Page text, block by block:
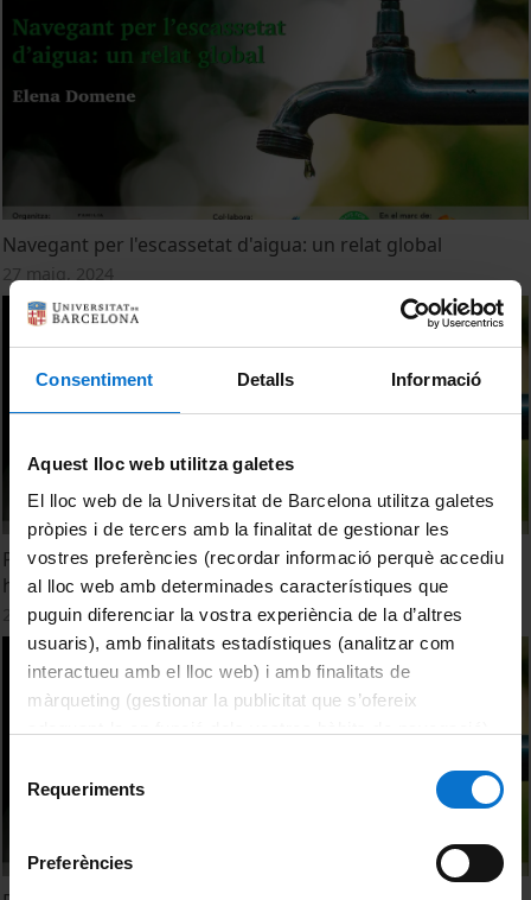
Consentiment Detalls Informació
Aquest lloc web utilitza galetes
El lloc web de la Universitat de Barcelona utilitza galetes
pròpies i de tercers amb la finalitat de gestionar les
vostres preferències (recordar informació perquè accediu
al lloc web amb determinades característiques que
puguin diferenciar la vostra experiència de la d’altres
usuaris), amb finalitats estadístiques (analitzar com
interactueu amb el lloc web) i amb finalitats de
màrqueting (gestionar la publicitat que s’ofereix
consultar laPolítica de galetes del lloc web de la
Requeriments
Preferències
Navegant per l'escassetat d'aigua: un relat global
27 maig, 2024
Protegir, conservar, desenvolupar i gestionar els recursos
hídrics de Califòrnia
27 maig, 2024